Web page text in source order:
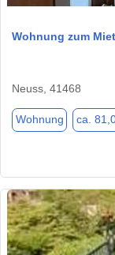
Wohnung zum
Neuss, 41468
Wohnung ca.